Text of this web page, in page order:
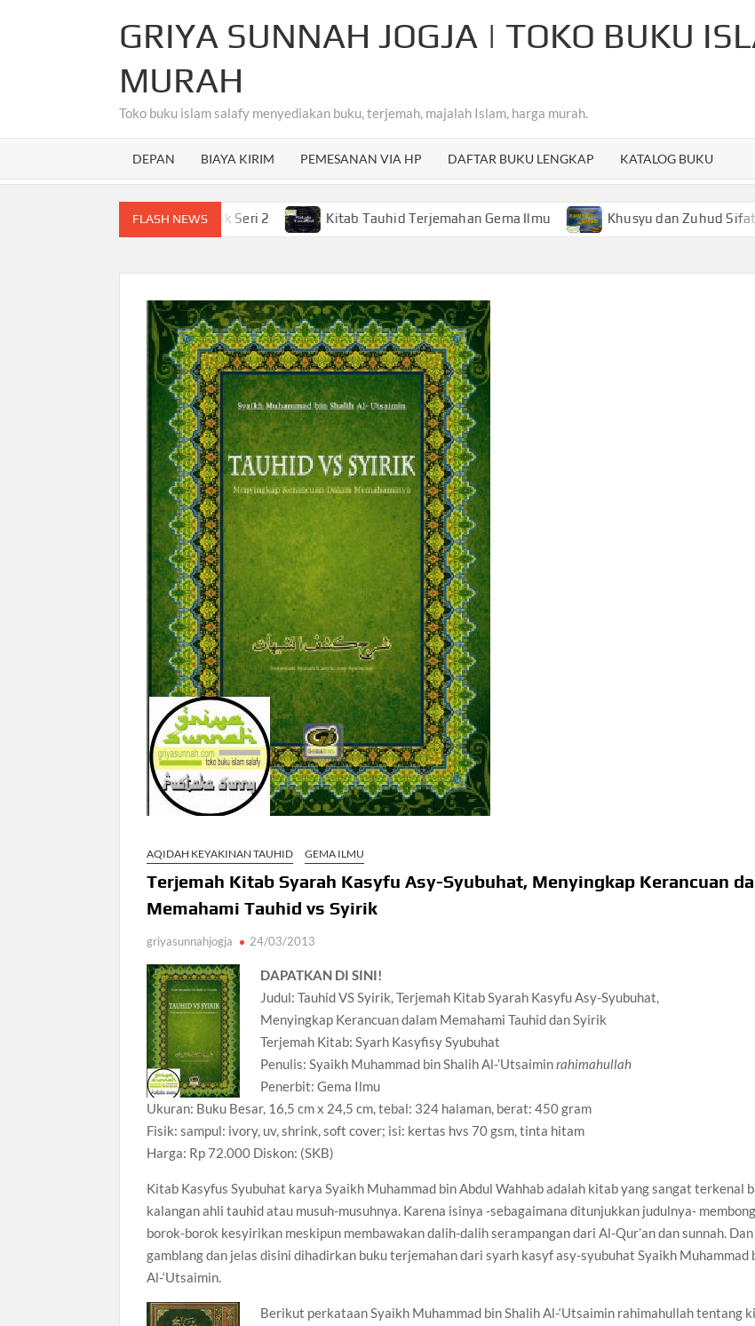
GRIYA SUNNAH JOGJA | TOKO BUKU
MURAH
Toko buku islam salafy menyediakan buku, terjemah, majalah Islam, harga murah.
DEPAN BIAYA KIRIM PEMESANAN VIA HP DAFTAR BUKU LENGKAP KATALOG BUKU
FLASH NEWS
Arab Untuk Anak-Anak Seri 2 Kitab Tauhid Terjemahan Gema Ilmu Khusyu dan Zuhud Sifat Mulia
AQIDAH KEYAKINAN TAUHID GEMA ILMU
Terjemah Kitab Syarah Kasyfu Asy-Syubuhat, Menyingkap Kerancuan
Memahami Tauhid vs Syirik
griyasunnahjogja 24/03/2013
DAPATKAN DI SINI!
Judul: Tauhid VS Syirik, Terjemah Kitab Syarah Kasyfu Asy-Syubuhat,
Menyingkap Kerancuan dalam Memahami Tauhid dan Syirik
Terjemah Kitab: Syarh Kasyfisy Syubuhat
Penulis: Syaikh Muhammad bin Shalih Al-’Utsaiminrahimahullah
Penerbit: Gema Ilmu
Ukuran: Buku Besar, 16,5 cm x 24,5 cm, tebal: 324 halaman, berat: 450 gram
Fisik: sampul: ivory, uv, shrink, soft cover; isi: kertas hvs 70 gsm, tinta hitam
Harga: Rp 72.000 Diskon: (SKB)
Kitab Kasyfus Syubuhat karya Syaikh Muhammad bin Abdul Wahhab adalah kitab yang sangat terkenal
kalangan ahli tauhid atau musuh-musuhnya. Karena isinya -sebagaimana ditunjukkan judulnya-
borok-borok kesyirikan meskipun membawakan dalih-dalih serampangan dari Al-Qur’an dan sunnah.
gamblang dan jelas disini dihadirkan buku terjemahan dari syarh kasyf asy-syubuhat Syaikh Muhammad
Al-‘Utsaimin.
Berikut perkataan Syaikh Muhammad bin Shalih Al-‘Utsaimin rahimahullah tentang